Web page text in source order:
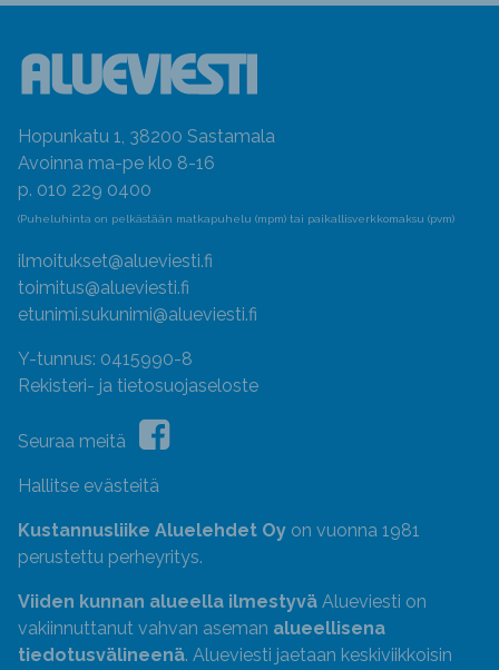
Hopunkatu 1, 38200 Sastamala
Avoinna ma-pe klo 8-16
p. 010 229 0400
(Puheluhinta on pelkästään matkapuhelu (mpm) tai paikallisverkkomaksu (pvm)
ilmoitukset@alueviesti.fi
toimitus@alueviesti.fi
etunimi.sukunimi@alueviesti.fi
Y-tunnus: 0415990-8
Rekisteri- ja tietosuojaseloste
Seuraa meitä
Hallitse evästeitä
Kustannusliike Aluelehdet Oy on vuonna 1981
perustettu perheyritys.
Viiden kunnan alueella ilmestyvä Alueviesti on
vakiinnuttanut vahvan aseman alueellisena
tiedotusvälineenä. Alueviesti jaetaan keskiviikkoisin